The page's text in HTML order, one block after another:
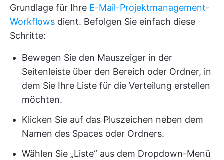
Grundlage für Ihre E-Mail-Projektmanagement-
Workflows dient. Befolgen Sie einfach diese
Schritte:
Bewegen Sie den Mauszeiger in der
Seitenleiste über den Bereich oder Ordner, in
dem Sie Ihre Liste für die Verteilung erstellen
möchten.
Klicken Sie auf das Pluszeichen neben dem
Namen des Spaces oder Ordners.
Wählen Sie „Liste“ aus dem Dropdown-Menü